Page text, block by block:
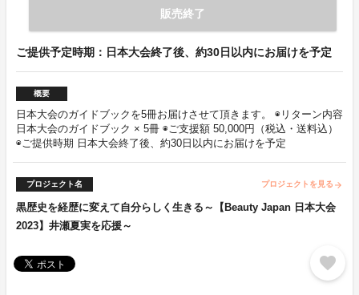
販売終了
ご提供予定時期：日本大会終了後、約30日以内にお届けを予定
概要
日本大会のガイドブックを5冊お届けさせて頂きます。 ◉リターン内容
日本大会のガイドブック × 5冊 ◉ご支援額 50,000円（税込・送料込）
◉ご提供時期 日本大会終了後、約30日以内にお届けを予定
プロジェクト名 プロジェクトを見る arrow_forward
黒歴史を経歴に変えて自分らしく生きる～【Beauty Japan 日本大会
2023】井瀬夏実を応援～
favorite